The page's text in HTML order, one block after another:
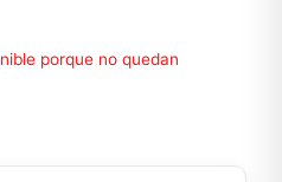
porque no quedan